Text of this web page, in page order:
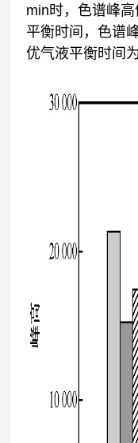
min时，色谱峰
平衡时间，色谱
优气液平衡时间